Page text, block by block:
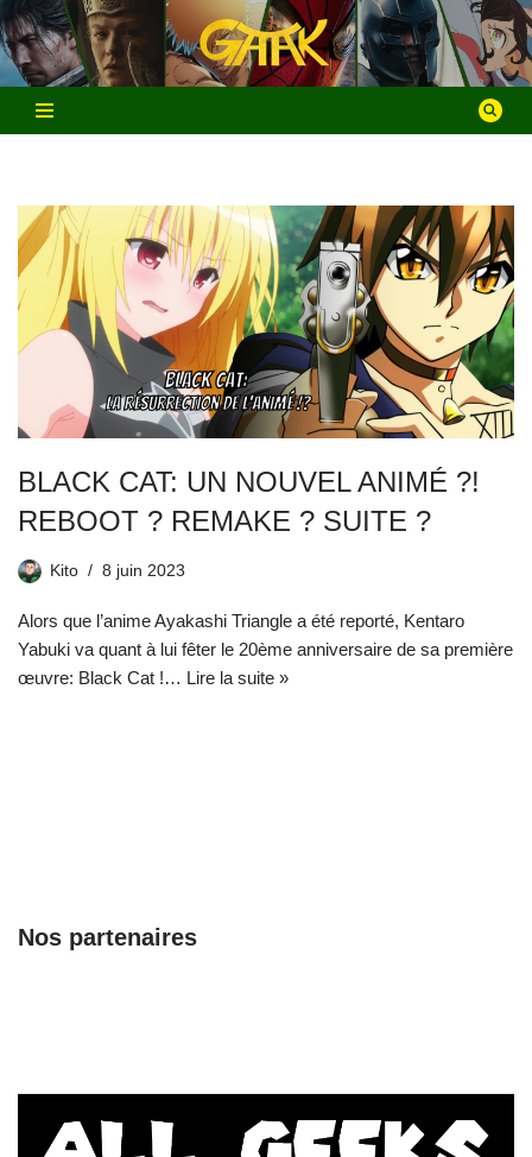
Aller
au
contenu
BLACK CAT: UN NOUVEL ANIMÉ ?!
REBOOT ? REMAKE ? SUITE ?
Kito 8 juin 2023
Alors que l’anime Ayakashi Triangle a été reporté, Kentaro
Yabuki va quant à lui fêter le 20ème anniversaire de sa première
œuvre: Black Cat !… Lire la suite »
Nos partenaires